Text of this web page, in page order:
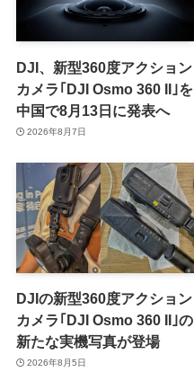
DJI、新型360度アクション
カメラ｢DJI Osmo 360 II｣を
中国で8月13日に発表へ
2026年8月7日
DJIの新型360度アクション
カメラ｢DJI Osmo 360 II｣の
新たな実機写真が登場
2026年8月5日